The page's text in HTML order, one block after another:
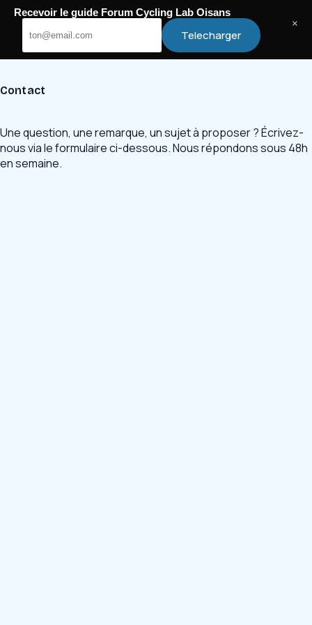
Passer
contenu
Cycling Lab Oisans
Contact
Une question, une remarque, un sujet à proposer ? Écrivez-
nous via le formulaire ci-dessous. Nous répondons sous 48h
en semaine.
Recevoir le guide Forum Cycling Lab Oisans
Telecharger
×